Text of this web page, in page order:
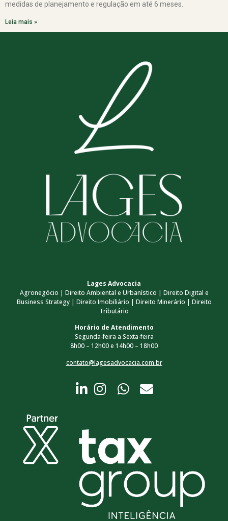
medidas de planejamento e regulação em até 6 meses.
Leia mais »
Lages Advocacia
Agronegócio | Direito Ambiental e Urbanístico | Direito Digital e
Business Strategy | Direito Imobiliário | Direito Minerário | Direito
Tributário
Horário de Atendimento
Segunda-feira a Sexta-feira
8h00 – 12h00 e 14h00 – 18h00
contato@lagesadvocacia.com.br